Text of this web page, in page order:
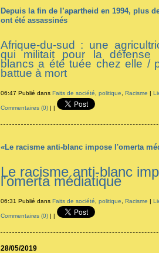
Depuis la fin de l’apartheid en 1994, plus
ont été assassinés
Afrique-du-sud : une
qui militait pour la défense
blancs a été tuée chez elle /
battue à mort
06:47 Publié dans Faits de société politique Racisme |
Commentaires (0)| |
«Le racisme anti-blanc impose l'omerta
Le racisme anti-blanc
l'omerta médiatique
06:31 Publié dans Faits de société politique Racisme |
Commentaires (0)| |
28/05/2019